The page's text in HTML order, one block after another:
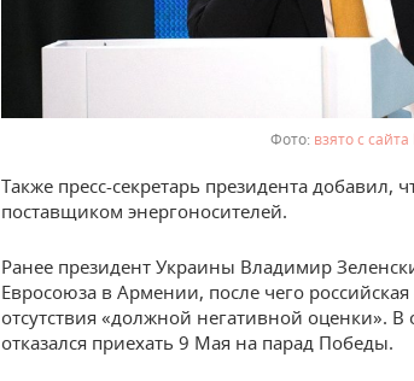
взято с
Также пресс-секретарь президента добавил,
поставщиком энергоносителей.
Ранее президент Украины Владимир
Евросоюза в Армении, после чего российская
отсутствия «должной негативной оценки».
отказался приехать 9 Мая на парад Победы.